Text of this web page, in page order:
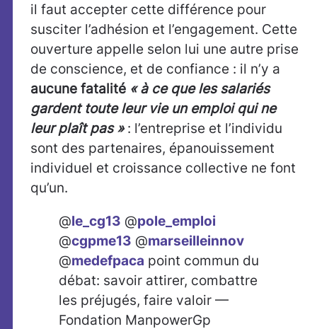
il faut accepter cette différence pour
susciter l’adhésion et l’engagement. Cette
ouverture appelle selon lui une autre prise
de conscience, et de confiance : il n’y a
aucune fatalité « à ce que les salariés
gardent toute leur vie un emploi qui ne
leur plaît pas »: l’entreprise et l’individu
sont des partenaires, épanouissement
individuel et croissance collective ne font
qu’un.
@le_cg13 @pole_emploi
@cgpme13 @marseilleinnov
@medefpaca point commun du
débat: savoir attirer, combattre
les préjugés, faire valoir —
Fondation ManpowerGp